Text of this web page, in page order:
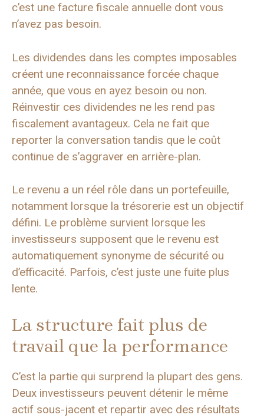
c’est une facture fiscale annuelle dont vous
n’avez pas besoin.
Les dividendes dans les comptes imposables
créent une reconnaissance forcée chaque
année, que vous en ayez besoin ou non.
Réinvestir ces dividendes ne les rend pas
fiscalement avantageux. Cela ne fait que
reporter la conversation tandis que le coût
continue de s’aggraver en arrière-plan.
Le revenu a un réel rôle dans un portefeuille,
notamment lorsque la trésorerie est un objectif
défini. Le problème survient lorsque les
investisseurs supposent que le revenu est
automatiquement synonyme de sécurité ou
d’efficacité. Parfois, c’est juste une fuite plus
lente.
La structure fait plus de
travail que la performance
C’est la partie qui surprend la plupart des gens.
Deux investisseurs peuvent détenir le même
actif sous-jacent et repartir avec des résultats